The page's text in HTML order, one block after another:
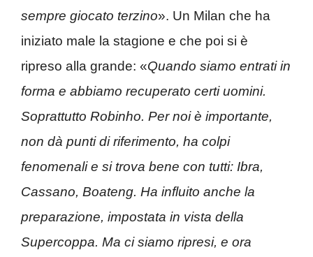
sempre giocato terzino». Un Milan che ha
iniziato male la stagione e che poi si è
ripreso alla grande: «Quando siamo entrati in
forma e abbiamo recuperato certi uomini.
Soprattutto Robinho. Per noi è importante,
non dà punti di riferimento, ha colpi
fenomenali e si trova bene con tutti: Ibra,
Cassano, Boateng. Ha influito anche la
preparazione, impostata in vista della
Supercoppa. Ma ci siamo ripresi, e ora